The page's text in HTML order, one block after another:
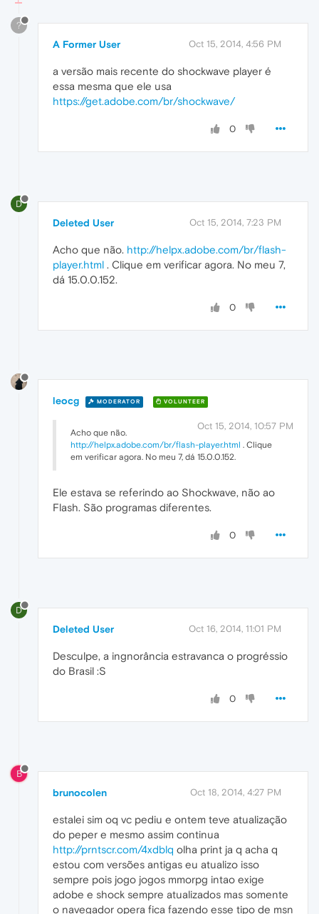
?
A Former User Oct 15, 2014, 4:56 PM
a versão mais recente do shockwave player é
essa mesma que ele usa
https://get.adobe.com/br/shockwave/
0
D
Deleted User Oct 15, 2014, 7:23 PM
Acho que não. http://helpx.adobe.com/br/flash-
player.html . Clique em verificar agora. No meu 7,
dá 15.0.0.152.
0
leocg MODERATOR VOLUNTEER
Oct 15, 2014, 10:57 PM
Acho que não.
http://helpx.adobe.com/br/flash-player.html . Clique
em verificar agora. No meu 7, dá 15.0.0.152.
Ele estava se referindo ao Shockwave, não ao
Flash. São programas diferentes.
0
D
Deleted User Oct 16, 2014, 11:01 PM
Desculpe, a ingnorância estravanca o progréssio
do Brasil :S
0
B
brunocolen Oct 18, 2014, 4:27 PM
estalei sim oq vc pediu e ontem teve atualização
do peper e mesmo assim continua
http://prntscr.com/4xdblq olha print ja q acha q
estou com versões antigas eu atualizo isso
sempre pois jogo jogos mmorpg intao exige
adobe e shock sempre atualizados mas somente
o navegador opera fica fazendo esse tipo de msn